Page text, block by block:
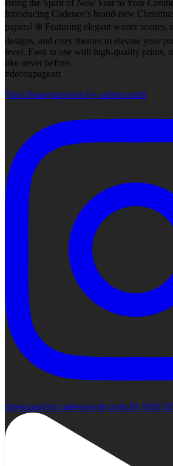
Bring the Spirit of New Year to Your
Introducing Cadence’s brand-new
papers! ❄️ Featuring elegant winter scenes,
designs, and cozy themes to elevate your
level. Easy to use with high-quality prints,
like never before.
#decoupageart
View Instagram post by cadencecraft
Open post by cadencecraft with ID